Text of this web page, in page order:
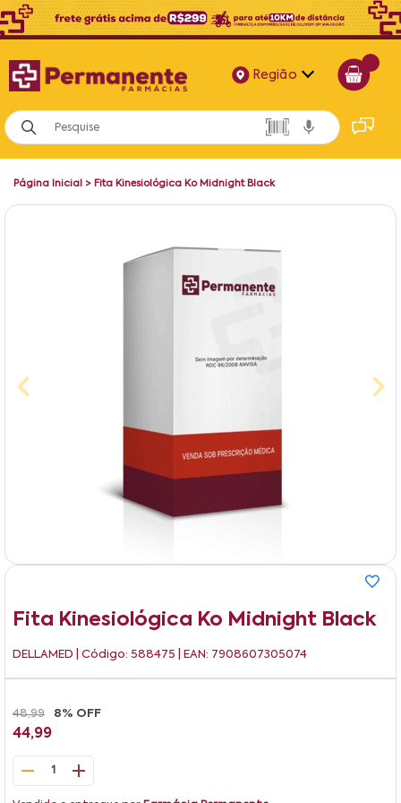
Região
Alagoas
Bahia
Página Inicial > Fita Kinesiológica Ko Midnight Black
Fita Kinesiológica Ko Midnight Black
DELLAMED | Código: 588475 | EAN: 7908607305074
48,99 8% OFF
44,99
1